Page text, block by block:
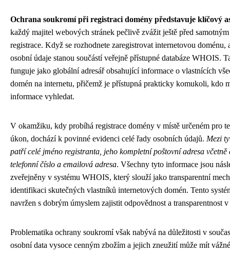
Ochrana soukromí při registraci domény představuje klíčový
každý majitel webových stránek pečlivě zvážit ještě před
registrace. Když se rozhodnete zaregistrovat internetovou doménu,
osobní údaje stanou součástí veřejně přístupné databáze WHOIS.
funguje jako globální adresář obsahující informace o vlastnících
domén na internetu, přičemž je přístupná prakticky komukoli, kdo
informace vyhledat.
V okamžiku, kdy probíhá registrace domény v místě určeném pro
úkon, dochází k povinné evidenci celé řady osobních údajů. Mezi
patří celé jméno registranta, jeho kompletní poštovní adresa včetně
telefonní číslo a emailová adresa. Všechny tyto informace jsou
zveřejněny v systému WHOIS, který slouží jako transparentní
identifikaci skutečných vlastníků internetových domén. Tento
navržen s dobrým úmyslem zajistit odpovědnost a transparentnost
Problematika ochrany soukromí však nabývá na důležitosti v
osobní data vysoce cenným zbožím a jejich zneužití může mít